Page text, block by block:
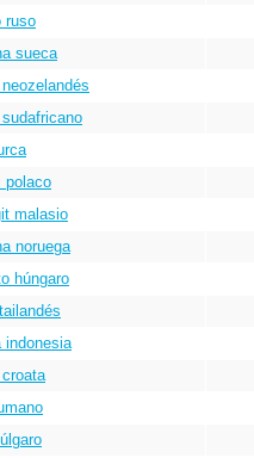
ruso
sueca
neozelandés
sudafricano
polaco
malasio
noruega
húngaro
indonesia
croata